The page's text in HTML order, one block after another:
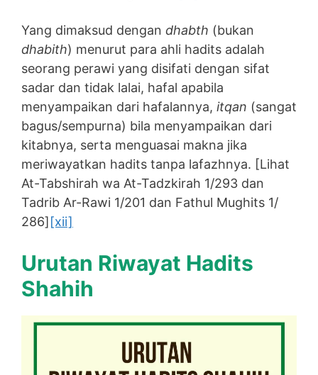
Yang dimaksud dengan dhabth (bukan
dhabith) menurut para ahli hadits adalah
seorang perawi yang disifati dengan sifat
sadar dan tidak lalai, hafal apabila
menyampaikan dari hafalannya, itqan (sangat
bagus/sempurna) bila menyampaikan dari
kitabnya, serta menguasai makna jika
meriwayatkan hadits tanpa lafazhnya. [Lihat
At-Tabshirah wa At-Tadzkirah 1/293 dan
Tadrib Ar-Rawi 1/201 dan Fathul Mughits 1/
286][xii]
Urutan Riwayat Hadits
Shahih